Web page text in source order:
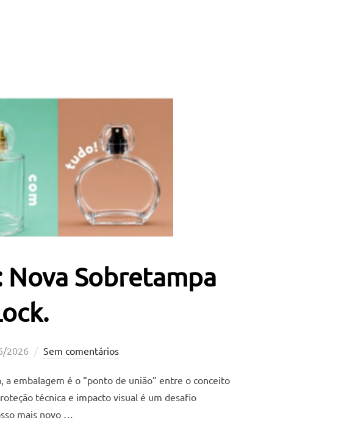
DOPPIO ESTÁ COMPLETA!”
Sobretampa
2026 Sem comentários
embalagem é o “ponto de união” entre o conceito
técnica e impacto visual é um desafio
mais novo …